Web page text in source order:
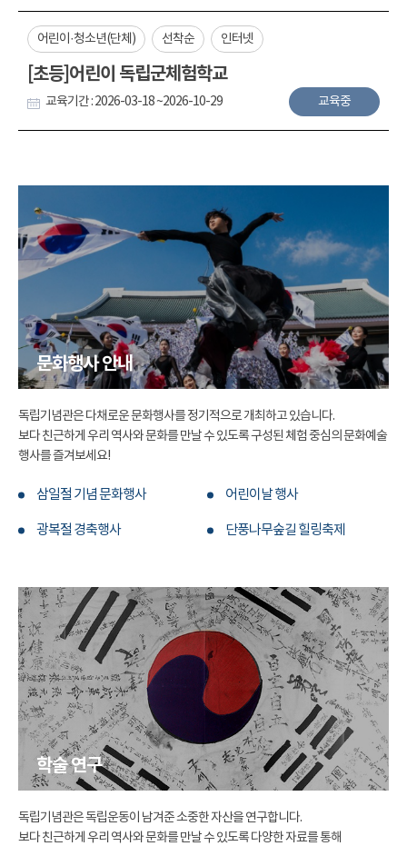
어린이·청소년(단체) 선착순 인터넷
[초등]어린이 독립군체험학교
교육기간 : 2026-03-18 ~2026-10-29 교육중
문화행사 안내
독립기념관은 다채로운 문화행사를 정기적으로 개최하고 있습니다.
보다 친근하게 우리 역사와 문화를 만날 수 있도록 구성된 체험 중심의 문화예술
행사를 즐겨보세요!
삼일절 기념 문화행사 어린이날 행사
광복절 경축행사 단풍나무숲길 힐링축제
학술 연구
독립기념관은 독립운동이 남겨준 소중한 자산을 연구합니다.
보다 친근하게 우리 역사와 문화를 만날 수 있도록 다양한 자료를 통해